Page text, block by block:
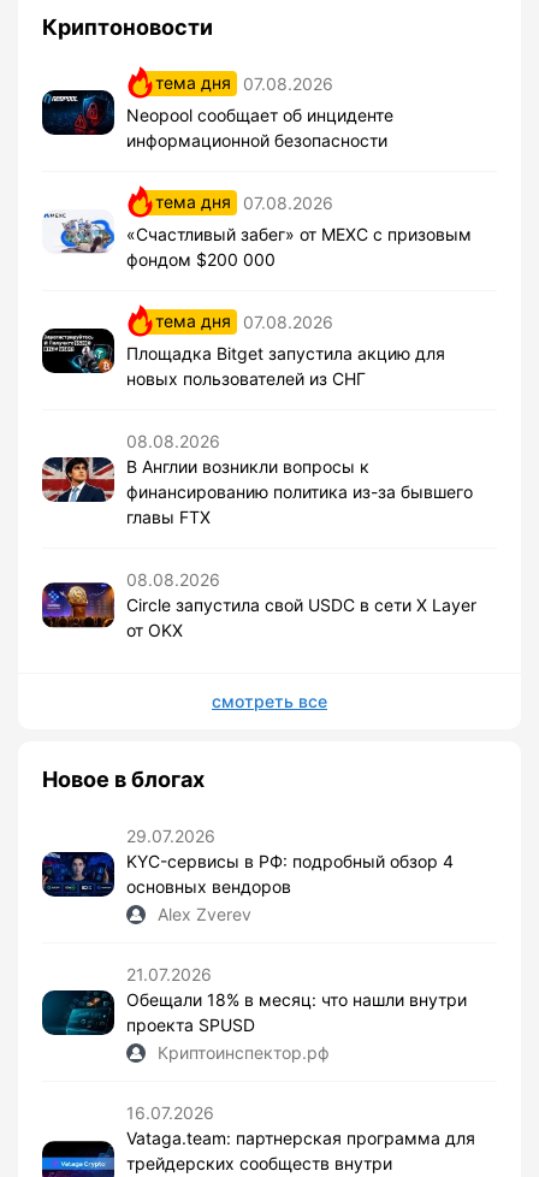
Криптоновости
тема дня
07.08.2026
Neopool сообщает об инциденте
информационной безопасности
тема дня
07.08.2026
«Счастливый забег» от MEXC с призовым
фондом $200 000
тема дня
07.08.2026
Площадка Bitget запустила акцию для
новых пользователей из СНГ
08.08.2026
В Англии возникли вопросы к
финансированию политика из-за бывшего
главы FTX
08.08.2026
Circle запустила свой USDC в сети X Layer
от OKX
смотреть все
Новое в блогах
29.07.2026
KYC-сервисы в РФ: подробный обзор 4
основных вендоров
Alex Zverev
21.07.2026
Обещали 18% в месяц: что нашли внутри
проекта SPUSD
Криптоинспектор.рф
16.07.2026
Vataga.team: партнерская программа для
трейдерских сообществ внутри